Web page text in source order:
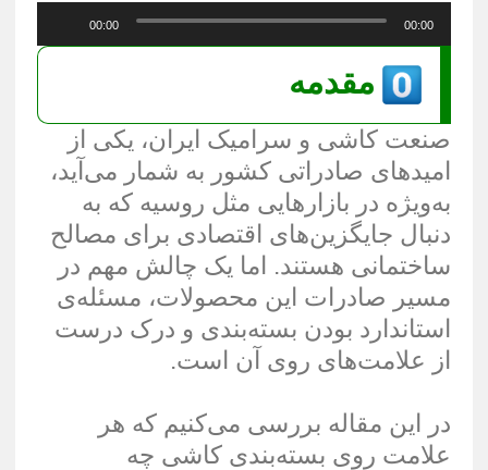
پخش‌کننده
صوت
00:00 00:00
مقدمه
صنعت کاشی و سرامیک ایران، یکی از
امیدهای صادراتی کشور به شمار می‌آید،
به‌ویژه در بازارهایی مثل روسیه که به
دنبال جایگزین‌های اقتصادی برای مصالح
ساختمانی هستند. اما یک چالش مهم در
مسیر صادرات این محصولات، مسئله‌ی
استاندارد بودن بسته‌بندی و درک درست
از علامت‌های روی آن است.
در این مقاله بررسی می‌کنیم که هر
علامت روی بسته‌بندی کاشی چه